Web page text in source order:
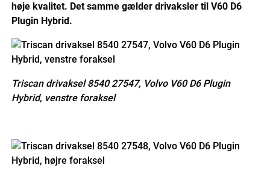
høje kvalitet. Det samme gælder drivaksler til V60 D6
Plugin Hybrid.
Triscan drivaksel 8540 27547, Volvo V60 D6 Plugin
Hybrid, venstre foraksel